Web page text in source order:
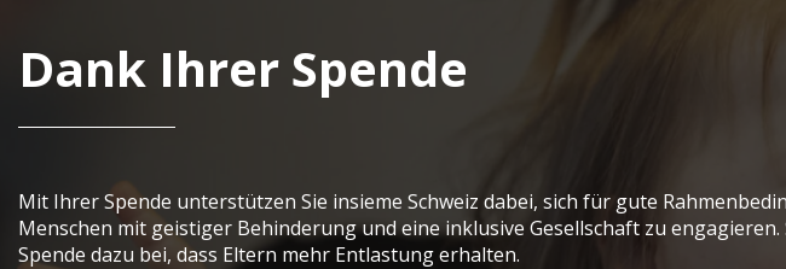
Dank Ihrer Spende
Mit Ihrer Spende unterstützen Sie insieme Schweiz dabei, sich für gute
Menschen mit geistiger Behinderung und eine inklusive Gesellschaft zu
Spende dazu bei, dass Eltern mehr Entlastung erhalten.